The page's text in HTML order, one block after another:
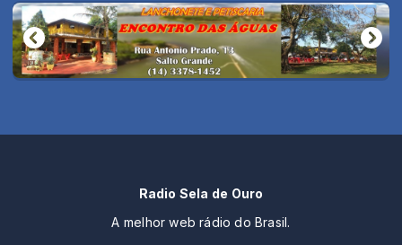
Radio Sela de Ouro
A melhor web rádio do Brasil.